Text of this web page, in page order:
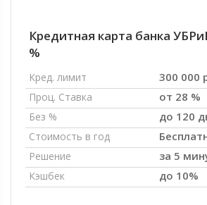
Кредитная карта банка
%
Кред. лимит 300 000
Проц. Ставка от 28 %
Без % до 120
Стоимость в год
Решение за 5
Кэшбек до 10%